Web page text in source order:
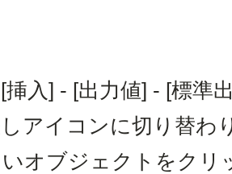
入] - [出力値] - [標準
アイコンに切り替わ
オブジェクトをクリ